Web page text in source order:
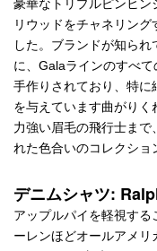
豪華なトリプルピンヒン
リウッドをチャネリン
した。ブランドが知ら
に、Galaラインのすべ
手作りされており、特に
を与えています曲がりく
力強い眉毛の飛行士まで
れた色合いのコレクショ
デニムシャツ:
アップルパイを軽視する
ーレンほどオールアメ